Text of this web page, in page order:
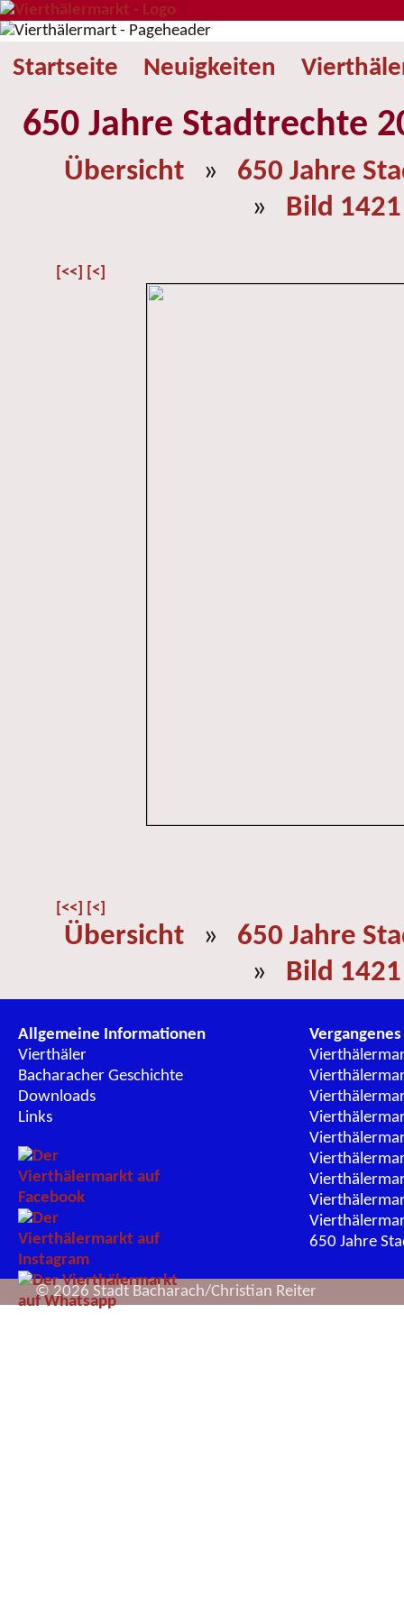
Startseite Neuigkeiten
650 Jahre Stadtrechte
Übersicht » 650 Jahre
» Bild 1421
[<<] [<]
[<<] [<]
Übersicht » 650 Jahre
» Bild 1421
Allgemeine Informationen
Vierthäler
Bacharacher Geschichte
Downloads
Links
Vergangenes
650 Jahre
© 2026 Stadt Bacharach/Christian Reiter